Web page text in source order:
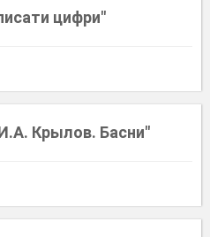
цифри"
Крылов. Басни"